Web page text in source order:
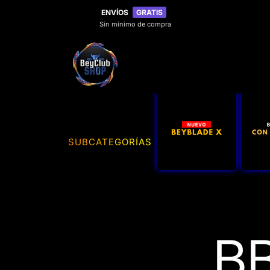
SUBCATEGORÍAS
ENVÍOS GRATIS
Sin mínimo de compra